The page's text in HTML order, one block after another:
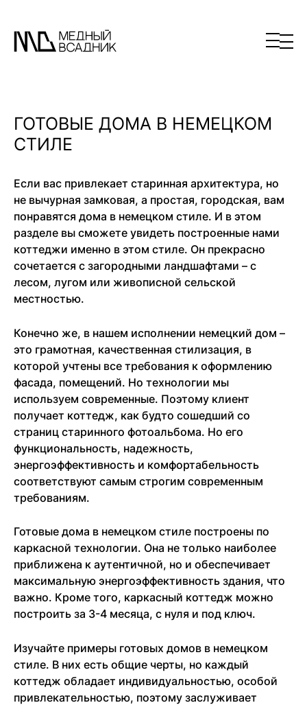
ГОТОВЫЕ ДОМА В НЕМЕЦКОМ
СТИЛЕ
Если вас привлекает старинная архитектура, но
не вычурная замковая, а простая, городская, вам
понравятся дома в немецком стиле. И в этом
разделе вы сможете увидеть построенные нами
коттеджи именно в этом стиле. Он прекрасно
сочетается с загородными ландшафтами – с
лесом, лугом или живописной сельской
местностью.
Конечно же, в нашем исполнении немецкий дом –
это грамотная, качественная стилизация, в
которой учтены все требования к оформлению
фасада, помещений. Но технологии мы
используем современные. Поэтому клиент
получает коттедж, как будто сошедший со
страниц старинного фотоальбома. Но его
функциональность, надежность,
энергоэффективность и комфортабельность
соответствуют самым строгим современным
требованиям.
Готовые дома в немецком стиле построены по
каркасной технологии. Она не только наиболее
приближена к аутентичной, но и обеспечивает
максимальную энергоэффективность здания, что
важно. Кроме того, каркасный коттедж можно
построить за 3-4 месяца, с нуля и под ключ.
Изучайте примеры готовых домов в немецком
стиле. В них есть общие черты, но каждый
коттедж обладает индивидуальностью, особой
привлекательностью, поэтому заслуживает